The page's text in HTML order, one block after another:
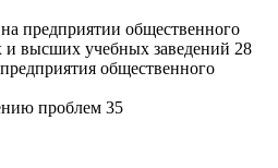
предприятии общественного
и высших учебных заведений 28
общественного
проблем 35